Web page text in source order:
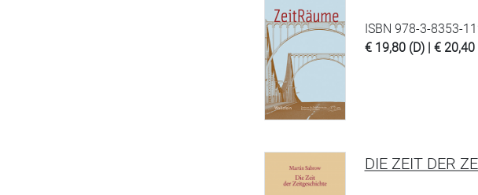
ISBN 978-3-8353-
€ 19,80 (D) | € 20,40
DIE ZEIT DER